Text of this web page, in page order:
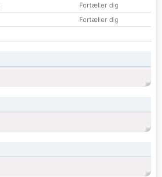
Fortæller dig
Fortæller dig